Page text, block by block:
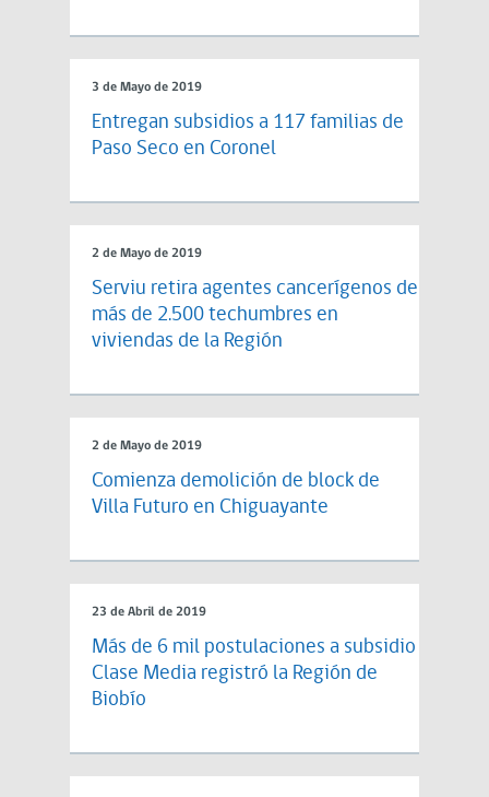
3 de Mayo de 2019
Entregan subsidios a 117 familias de
Paso Seco en Coronel
2 de Mayo de 2019
Serviu retira agentes cancerígenos de
más de 2.500 techumbres en
viviendas de la Región
2 de Mayo de 2019
Comienza demolición de block de
Villa Futuro en Chiguayante
23 de Abril de 2019
Más de 6 mil postulaciones a subsidio
Clase Media registró la Región de
Biobío